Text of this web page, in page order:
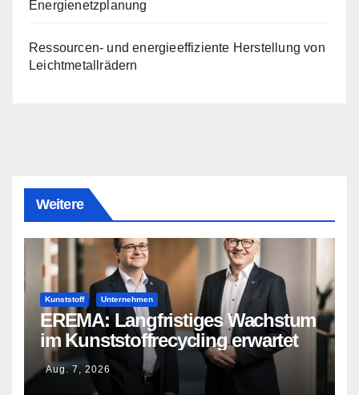
Energienetzplanung
Ressourcen- und energieeffiziente Herstellung von
Leichtmetallrädern
Weitere
Kunststoff Unternehmen
EREMA: Langfristiges Wachstum
im Kunststoffrecycling erwartet
Aug. 7, 2026